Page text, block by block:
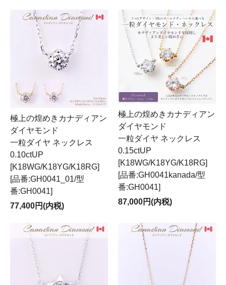
極上の煌めきカナディアン
ダイヤモンド
一粒ダイヤ ネックレス
0.10ctUP
[K18WG/K18YG/K18RG]
[品番:GH0041_01/型
番:GH0041]
77,400円(内税)
極上の煌めきカナディアン
ダイヤモンド
一粒ダイヤ ネックレス
0.15ctUP
[K18WG/K18YG/K18RG]
[品番:GH0041kanada/型
番:GH0041]
87,000円(内税)